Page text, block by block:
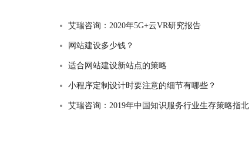
艾瑞咨询：2020年5G+云VR研究报告
网站建设多少钱？
适合网站建设新站点的策略
小程序定制设计时要注意的细节有哪些？
艾瑞咨询：2019年中国知识服务行业生存策略指北